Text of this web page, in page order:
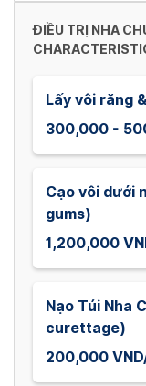
changing
dates.
ĐIỀU TRỊ NHA
Lấy vôi răng
300,000 -
Cạo vôi dưới
gums)
1,200,000
Nạo Túi Nha
curettage)
200,000